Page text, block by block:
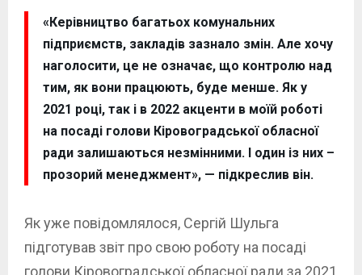
«Керівництво багатьох комунальних
підприємств, закладів зазнало змін. Але хочу
наголосити, це не означає, що контролю над
тим, як вони працюють, буде менше. Як у
2021 році, так і в 2022 акценти в моїй роботі
на посаді голови Кіровоградської обласної
ради залишаються незмінними. І один із них –
прозорий менеджмент», — підкреслив він.
Як уже повідомлялося, Сергій Шульга
підготував звіт про свою роботу на посаді
голови Кіровоградської обласної ради за 2021